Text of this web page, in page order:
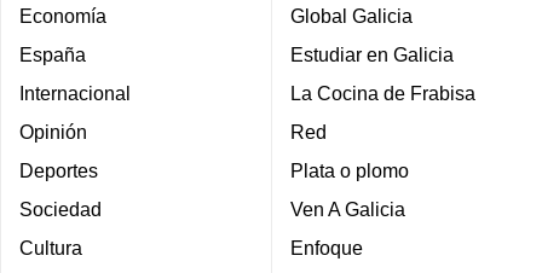
Economía
España
Internacional
Opinión
Deportes
Sociedad
Cultura
Global Galicia
Estudiar en Galicia
La Cocina de Frabisa
Red
Plata o plomo
Ven A Galicia
Enfoque